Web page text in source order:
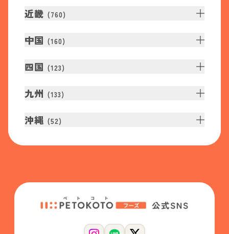
近畿 (760)
中国 (160)
四国 (123)
九州 (133)
沖縄 (52)